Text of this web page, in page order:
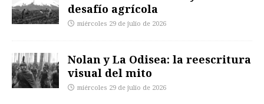
desafío agrícola
miércoles 29 de julio de 2026
Nolan y La Odisea: la reescritura
visual del mito
miércoles 29 de julio de 2026